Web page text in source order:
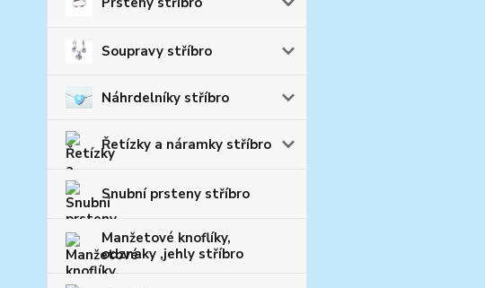
Soupravy stříbro
Náhrdelníky stříbro
Řetízky a náramky stříbro
Snubní prsteny stříbro
Manžetové knoflíky,
odznaky ,jehly stříbro